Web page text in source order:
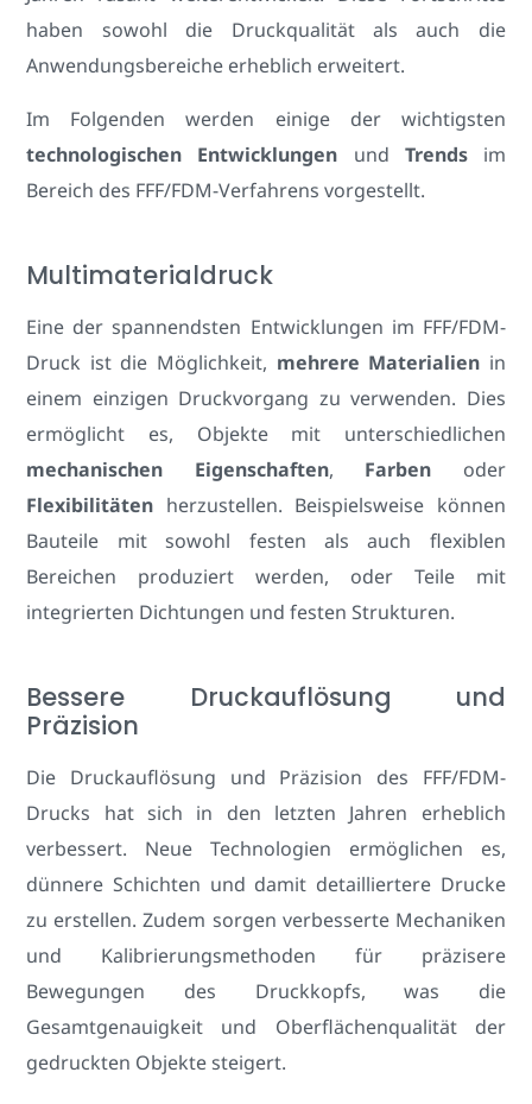
haben sowohl die Druckqualität als auch die
Anwendungsbereiche erheblich erweitert.
Im Folgenden werden einige der wichtigsten
technologischen Entwicklungen und Trends im
Bereich des FFF/FDM-Verfahrens vorgestellt.
Multimaterialdruck
Eine der spannendsten Entwicklungen im FFF/FDM-
Druck ist die Möglichkeit, mehrere Materialien in
einem einzigen Druckvorgang zu verwenden. Dies
ermöglicht es, Objekte mit unterschiedlichen
mechanischen Eigenschaften, Farben oder
Flexibilitäten herzustellen. Beispielsweise können
Bauteile mit sowohl festen als auch flexiblen
Bereichen produziert werden, oder Teile mit
integrierten Dichtungen und festen Strukturen.
Bessere Druckauflösung und
Präzision
Die Druckauflösung und Präzision des FFF/FDM-
Drucks hat sich in den letzten Jahren erheblich
verbessert. Neue Technologien ermöglichen es,
dünnere Schichten und damit detailliertere Drucke
zu erstellen. Zudem sorgen verbesserte Mechaniken
und Kalibrierungsmethoden für präzisere
Bewegungen des Druckkopfs, was die
Gesamtgenauigkeit und Oberflächenqualität der
gedruckten Objekte steigert.